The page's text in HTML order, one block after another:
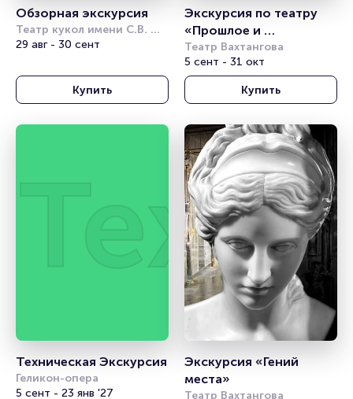
Обзорная экскурсия
Театр кукол имени С.В.
Образцова
29 авг - 30 сент
Купить
Экскурсия по театру
«Прошлое и
настоящее»
Театр Вахтангова
5 сент - 31 окт
Купить
Техническая Экскурсия
Геликон-опера
5 сент - 23 янв '27
Экскурсия «Гений
места»
Театр Вахтангова